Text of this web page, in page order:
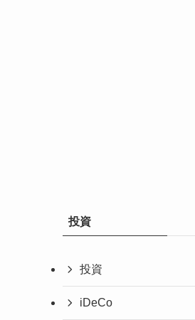
投資
投資
iDeCo